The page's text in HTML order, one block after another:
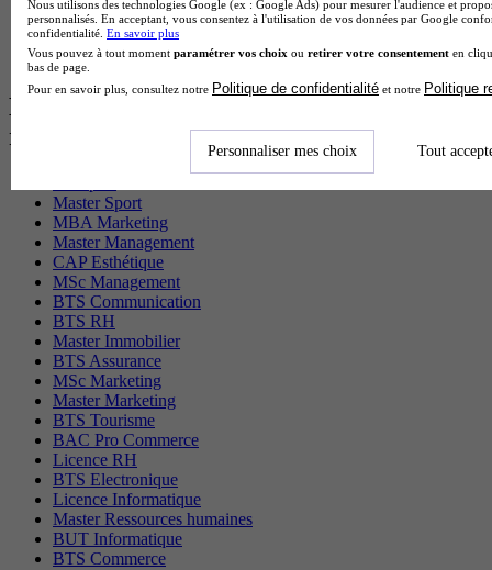
BTS Iris en alternance
BTS Tpl en alternance
BTS Ati en alternance
Les diplômes par filière les plus
recherchés
Master Sport
MBA Marketing
Master Management
CAP Esthétique
MSc Management
BTS Communication
BTS RH
Master Immobilier
BTS Assurance
MSc Marketing
Master Marketing
BTS Tourisme
BAC Pro Commerce
Licence RH
BTS Electronique
Licence Informatique
Master Ressources humaines
BUT Informatique
BTS Commerce
Nous utilisons des technologies Google (ex : Google Ads) pour mesurer l'audience et
personnalisés. En acceptant, vous consentez à l'utilisation de vos données par Google
confidentialité. En savoir plus
Vous pouvez à tout moment paramétrer vos choix ou retirer votre consentement en
bas de page.
Pour en savoir plus, consultez notre Politique de confidentialité et notre Politique
Personnaliser mes choix Tout